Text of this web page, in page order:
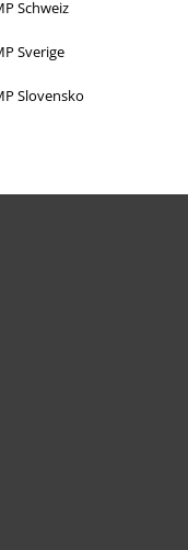
Schweiz
Sverige
Slovensko